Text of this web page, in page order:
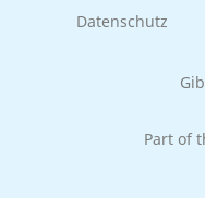
Datenschutz
Part of